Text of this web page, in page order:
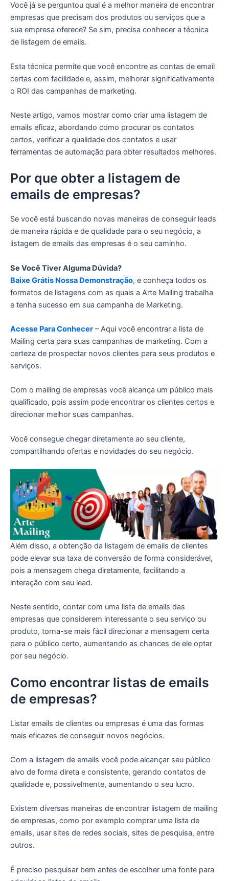
Você já se perguntou qual é a melhor maneira de encontrar
empresas que precisam dos produtos ou serviços que a
sua empresa oferece? Se sim, precisa conhecer a técnica
de listagem de emails.
Esta técnica permite que você encontre as contas de email
certas com facilidade e, assim, melhorar significativamente
o ROI das campanhas de marketing.
Neste artigo, vamos mostrar como criar uma listagem de
emails eficaz, abordando como procurar os contatos
certos, verificar a qualidade dos contatos e usar
ferramentas de automação para obter resultados melhores.
Por que obter a listagem de
emails de empresas?
Se você está buscando novas maneiras de conseguir leads
de maneira rápida e de qualidade para o seu negócio, a
listagem de emails das empresas é o seu caminho.
Se Você Tiver Alguma Dúvida?
Baixe Grátis Nossa Demonstração, e conheça todos os
formatos de listagens com as quais a Arte Mailing trabalha
e tenha sucesso em sua campanha de Marketing.
Acesse Para Conhecer – Aqui você encontrar a lista de
Mailing certa para suas campanhas de marketing. Com a
certeza de prospectar novos clientes para seus produtos e
serviços.
Com o mailing de empresas você alcança um público mais
qualificado, pois assim pode encontrar os clientes certos e
direcionar melhor suas campanhas.
Você consegue chegar diretamente ao seu cliente,
compartilhando ofertas e novidades do seu negócio.
Além disso, a obtenção da listagem de emails de clientes
pode elevar sua taxa de conversão de forma considerável,
pois a mensagem chega diretamente, facilitando a
interação com seu lead.
Neste sentido, contar com uma lista de emails das
empresas que considerem interessante o seu serviço ou
produto, torna-se mais fácil direcionar a mensagem certa
para o público certo, aumentando as chances de ele optar
por seu negócio.
Como encontrar listas de emails
de empresas?
Listar emails de clientes ou empresas é uma das formas
mais eficazes de conseguir novos negócios.
Com a listagem de emails você pode alcançar seu público
alvo de forma direta e consistente, gerando contatos de
qualidade e, possivelmente, aumentando o seu lucro.
Existem diversas maneiras de encontrar listagem de mailing
de empresas, como por exemplo comprar uma lista de
emails, usar sites de redes sociais, sites de pesquisa, entre
outros.
É preciso pesquisar bem antes de escolher uma fonte para